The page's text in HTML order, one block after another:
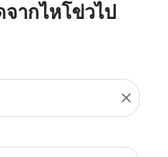
ากไหโข่วไป
close
ทางและ/หรือปลายทาง) หรื